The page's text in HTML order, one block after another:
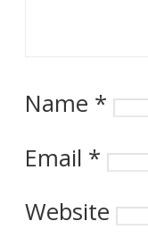
Name *
Email *
Website